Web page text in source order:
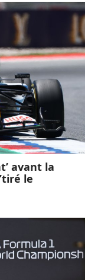
avant la
le